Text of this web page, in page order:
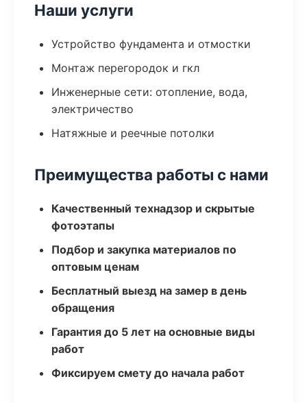
Наши услуги
Устройство фундамента и отмостки
Монтаж перегородок и гкл
Инженерные сети: отопление, вода,
электричество
Натяжные и реечные потолки
Преимущества работы с нами
Качественный технадзор и скрытые
фотоэтапы
Подбор и закупка материалов по
оптовым ценам
Бесплатный выезд на замер в день
обращения
Гарантия до 5 лет на основные виды
работ
Фиксируем смету до начала работ